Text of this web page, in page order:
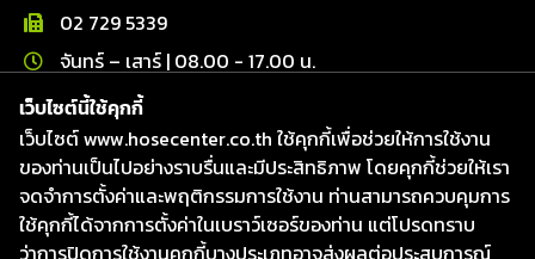
02 729 5339
จันทร์ – เสาร์ | 08.00 - 17.00 น.
ติดต่อเรา
Line : @hosecenter
Hose Center ศูนย์รวมท่อ สายยาง และข้อต่อ
Hose Center ศูนย์รวมท่อ สายยาง และข้อต่อ
Hosecenter
เว็บไซต์นี้ใช้คุกกี้
เว็บไซต์ www.hosecenter.co.th ใช้คุกกี้เพื่อช่วยให้การใช้งาน
ของท่านเป็นไปอย่างราบรื่นและมีประสิทธิภาพ โดยคุกกี้ช่วยให้เรา
จดจำการตั้งค่าและพฤติกรรมการใช้งาน ท่านสามารถควบคุมการ
ใช้คุกกี้ได้จากการตั้งค่าในเบราว์เซอร์ของท่าน แต่โปรดทราบ
ว่าการปิดการใช้งานคุกกี้บางประเภทอาจส่งผลต่อประสบการณ์